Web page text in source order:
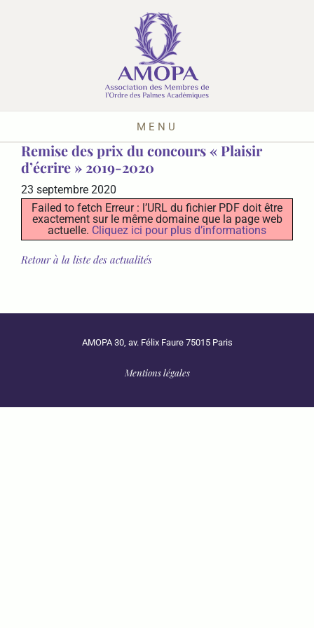
MENU
Remise des prix du concours « Plaisir
d’écrire » 2019-2020
23 septembre 2020
Failed to fetch Erreur : l’URL du fichier PDF doit être
exactement sur le même domaine que la page web
actuelle. Cliquez ici pour plus d’informations
Retour à la liste des actualités
AMOPA 30, av. Félix Faure 75015 Paris
Mentions légales